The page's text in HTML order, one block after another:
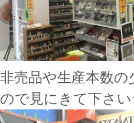
非売品や生産本数
ので見にきて下さ